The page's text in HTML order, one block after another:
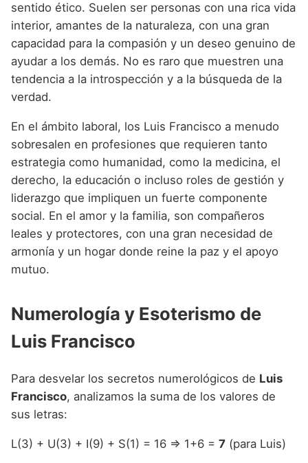
sentido ético. Suelen ser personas con una rica vida
interior, amantes de la naturaleza, con una gran
capacidad para la compasión y un deseo genuino de
ayudar a los demás. No es raro que muestren una
tendencia a la introspección y a la búsqueda de la
verdad.
En el ámbito laboral, los Luis Francisco a menudo
sobresalen en profesiones que requieren tanto
estrategia como humanidad, como la medicina, el
derecho, la educación o incluso roles de gestión y
liderazgo que impliquen un fuerte componente
social. En el amor y la familia, son compañeros
leales y protectores, con una gran necesidad de
armonía y un hogar donde reine la paz y el apoyo
mutuo.
Numerología y Esoterismo de
Luis Francisco
Para desvelar los secretos numerológicos de Luis
Francisco, analizamos la suma de los valores de
sus letras:
L(3) + U(3) + I(9) + S(1) = 16 => 1+6 = 7 (para Luis)